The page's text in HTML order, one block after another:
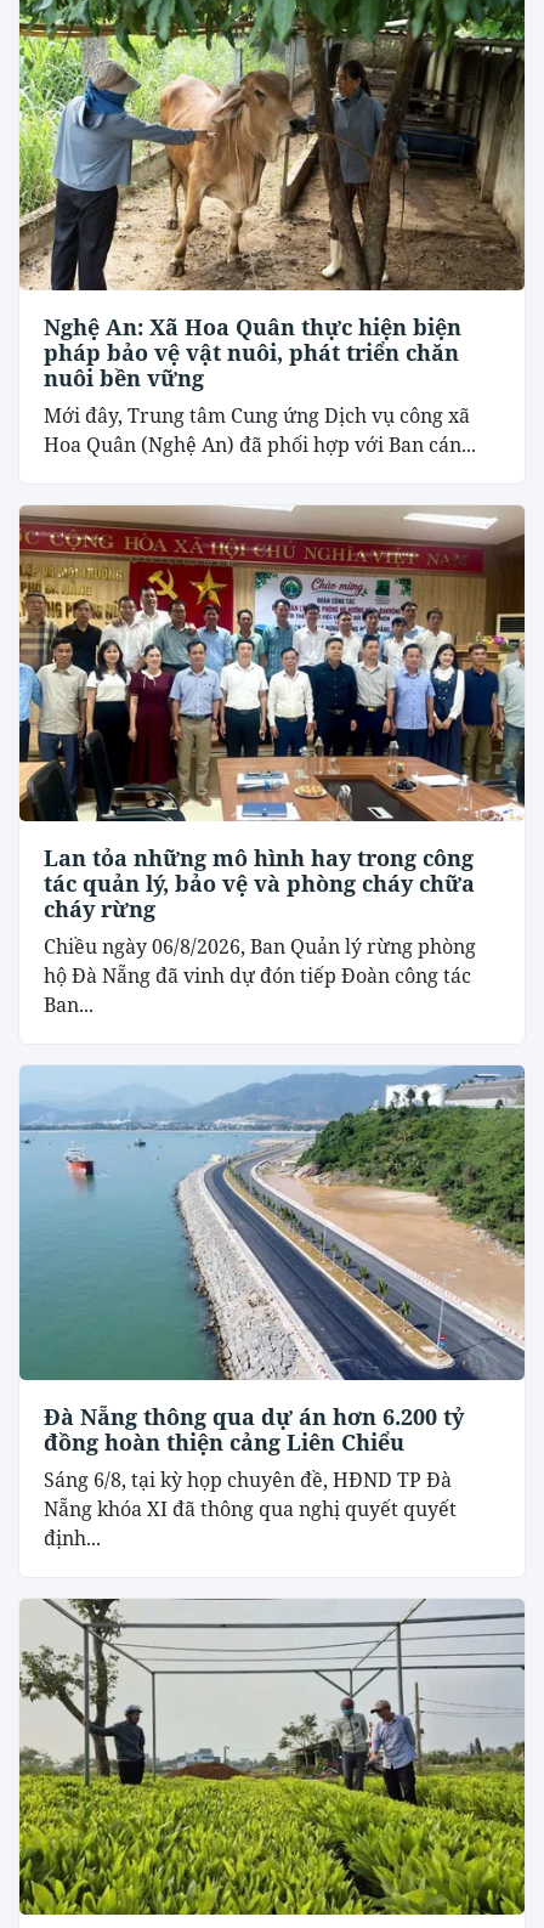
Nghệ An: Xã Hoa Quân thực hiện biện
pháp bảo vệ vật nuôi, phát triển chăn
nuôi bền vững
Mới đây, Trung tâm Cung ứng Dịch vụ công xã
Hoa Quân (Nghệ An) đã phối hợp với Ban cán...
Lan tỏa những mô hình hay trong công
tác quản lý, bảo vệ và phòng cháy chữa
cháy rừng
Chiều ngày 06/8/2026, Ban Quản lý rừng phòng
hộ Đà Nẵng đã vinh dự đón tiếp Đoàn công tác
Ban...
Đà Nẵng thông qua dự án hơn 6.200 tỷ
đồng hoàn thiện cảng Liên Chiểu
Sáng 6/8, tại kỳ họp chuyên đề, HĐND TP Đà
Nẵng khóa XI đã thông qua nghị quyết quyết
định...